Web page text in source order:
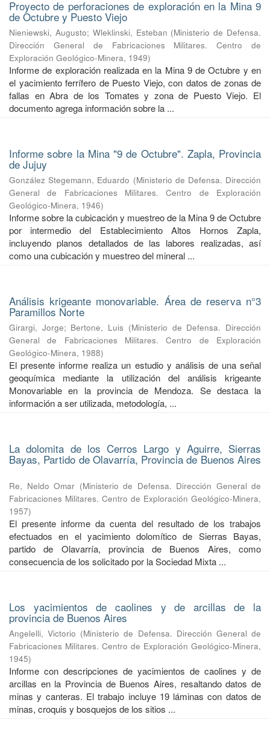
Proyecto de perforaciones de exploración en la Mina 9
de Octubre y Puesto Viejo
Nieniewski, Augusto; Wleklinski, Esteban (Ministerio de Defensa.
Dirección General de Fabricaciones Militares. Centro de
Exploración Geológico-Minera, 1949)
Informe de exploración realizada en la Mina 9 de Octubre y en
el yacimiento ferrífero de Puesto Viejo, con datos de zonas de
fallas en Abra de los Tomates y zona de Puesto Viejo. El
documento agrega información sobre la ...
Informe sobre la Mina "9 de Octubre". Zapla, Provincia
de Jujuy
González Stegemann, Eduardo (Ministerio de Defensa. Dirección
General de Fabricaciones Militares. Centro de Exploración
Geológico-Minera, 1946)
Informe sobre la cubicación y muestreo de la Mina 9 de Octubre
por intermedio del Establecimiento Altos Hornos Zapla,
incluyendo planos detallados de las labores realizadas, así
como una cubicación y muestreo del mineral ...
Análisis krigeante monovariable. Área de reserva n°3
Paramillos Norte
Girargi, Jorge; Bertone, Luis (Ministerio de Defensa. Dirección
General de Fabricaciones Militares. Centro de Exploración
Geológico-Minera, 1988)
El presente informe realiza un estudio y análisis de una señal
geoquímica mediante la utilización del análisis krigeante
Monovariable en la provincia de Mendoza. Se destaca la
información a ser utilizada, metodología, ...
La dolomita de los Cerros Largo y Aguirre, Sierras
Bayas, Partido de Olavarría, Provincia de Buenos Aires
Re, Neldo Omar (Ministerio de Defensa. Dirección General de
Fabricaciones Militares. Centro de Exploración Geológico-Minera,
1957)
El presente informe da cuenta del resultado de los trabajos
efectuados en el yacimiento dolomítico de Sierras Bayas,
partido de Olavarría, provincia de Buenos Aires, como
consecuencia de los solicitado por la Sociedad Mixta ...
Los yacimientos de caolines y de arcillas de la
provincia de Buenos Aires
Angelelli, Victorio (Ministerio de Defensa. Dirección General de
Fabricaciones Militares. Centro de Exploración Geológico-Minera,
1945)
Informe con descripciones de yacimientos de caolines y de
arcillas en la Provincia de Buenos Aires, resaltando datos de
minas y canteras. El trabajo incluye 19 láminas con datos de
minas, croquis y bosquejos de los sitios ...